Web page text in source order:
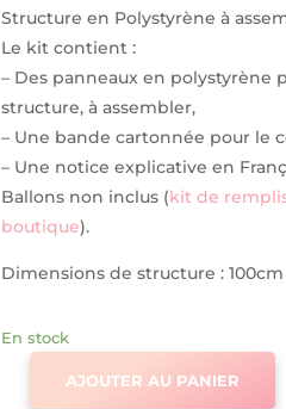
Structure en Polystyrène à
Le kit contient :
– Des panneaux en polystyrène
structure, à assembler,
– Une bande cartonnée pour le
– Une notice explicative en
Ballons non inclus (kit de
boutique).
Dimensions de structure :
En stock
QUANTITÉ
AJOUTER AU PANIER